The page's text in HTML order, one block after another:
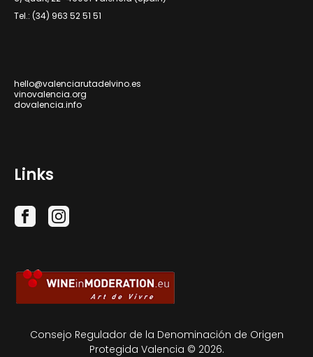
Tel.: (34) 963 52 51 51
hello@valenciarutadelvino.es
vinovalencia.org
dovalencia.info
Links
Consejo Regulador de la Denominación de Origen
Protegida Valencia © 2026.